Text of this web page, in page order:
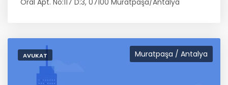
Muratpaşa / Antalya
AVUKAT